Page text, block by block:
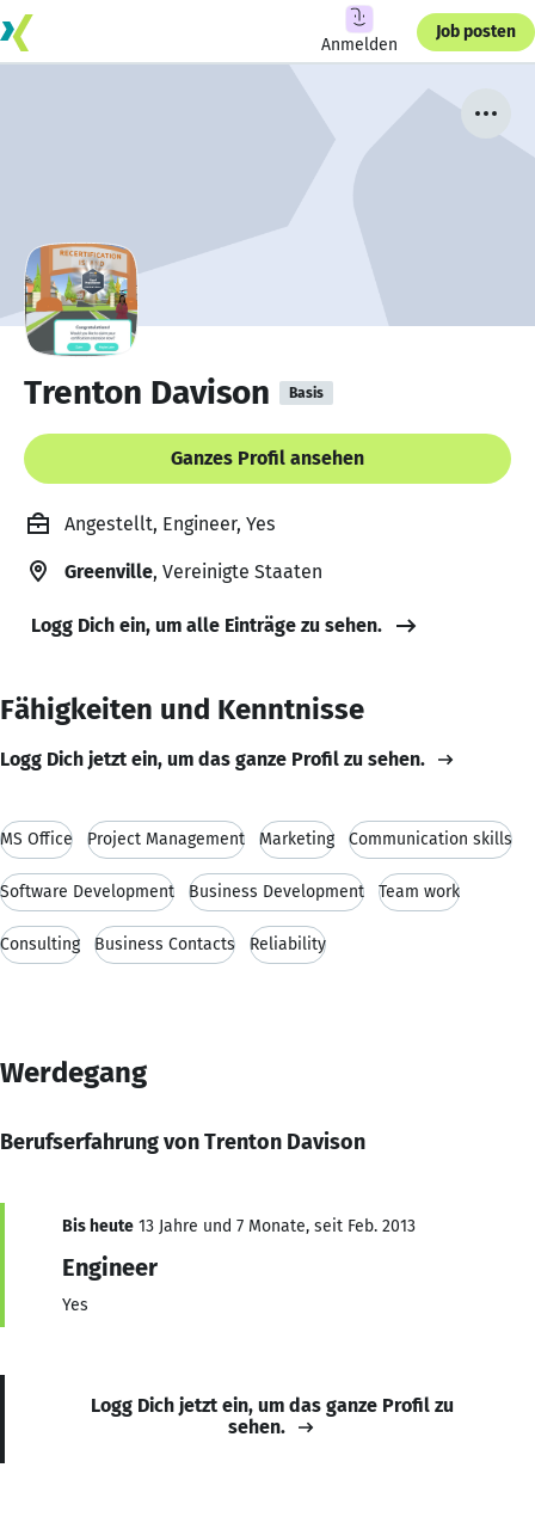
Anmelden
Job posten
Trenton Davison Basis
Ganzes Profil ansehen
Angestellt, Engineer, Yes
Greenville, Vereinigte Staaten
Logg Dich ein, um alle Einträge zu sehen.
Fähigkeiten und Kenntnisse
Logg Dich jetzt ein, um das ganze Profil zu sehen.
MS Office Project Management Marketing Communication skills
Software Development Business Development Team work
Consulting Business Contacts Reliability
Werdegang
Berufserfahrung von Trenton Davison
Bis heute 13 Jahre und 7 Monate, seit Feb. 2013
Engineer
Yes
Logg Dich jetzt ein, um das ganze Profil zu
sehen.